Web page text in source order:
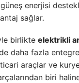
güneş enerjisi
sağlar.
birlikte elektrikli
daha fazla
araçlar ve
biri